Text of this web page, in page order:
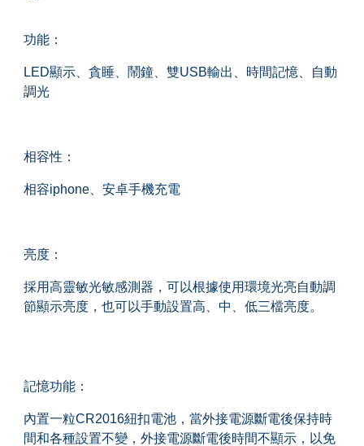
功能：
LED顯示、貪睡、鬧鐘、雙USB輸出、時間記憶、自動
調光
相容性：
相容iphone、安卓手機充電
亮度：
採用高靈敏光敏感測器，可以根據使用環境光亮自動調
節顯示亮度，也可以手動設置高、中、低三檔亮度。
記憶功能：
內置一粒CR2016紐扣電池，當外接電源斷電後保持時
間和各種設置不變，外接電源斷電後時間不顯示，以免